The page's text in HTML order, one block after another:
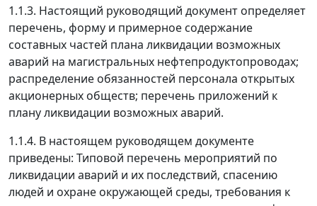
1.1.3. Настоящий руководящий документ определяет
перечень, форму и примерное содержание
составных частей плана ликвидации возможных
аварий на магистральных нефтепродуктопроводах;
распределение обязанностей персонала открытых
акционерных обществ; перечень приложений к
плану ликвидации возможных аварий.
1.1.4. В настоящем руководящем документе
приведены: Типовой перечень мероприятий по
ликвидации аварий и их последствий, спасению
людей и охране окружающей среды, требования к